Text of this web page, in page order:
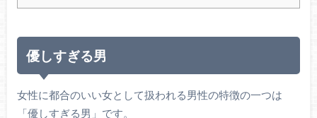
優しすぎる男
女性に都合のいい女として扱われる男性の特徴の一つは
「優しすぎる男」です。